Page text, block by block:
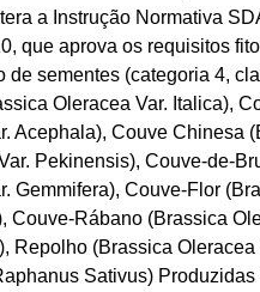
a Instrução Normativa
que aprova os requisitos
de sementes (categoria 4,
Oleracea Var. Italica),
Acephala), Couve Chinesa
Pekinensis), Couve-de-
Gemmifera), Couve-Flor
Couve-Rábano (Brassica
Repolho (Brassica Oleracea
Sativus)